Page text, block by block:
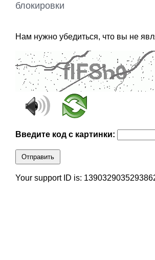
блокировки
Нам нужно убедиться, что вы не
Введите код с картинки:
Отправить
Your support ID is: